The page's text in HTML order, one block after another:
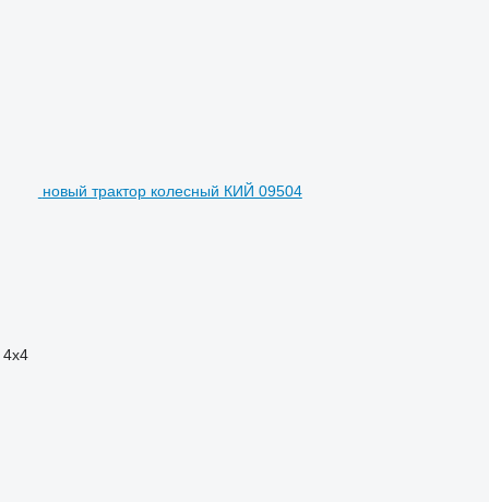
новый трактор колесный КИЙ 09504
4x4